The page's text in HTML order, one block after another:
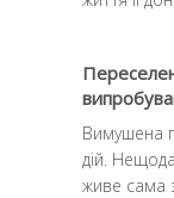
Вимушена
дій.
живе сама